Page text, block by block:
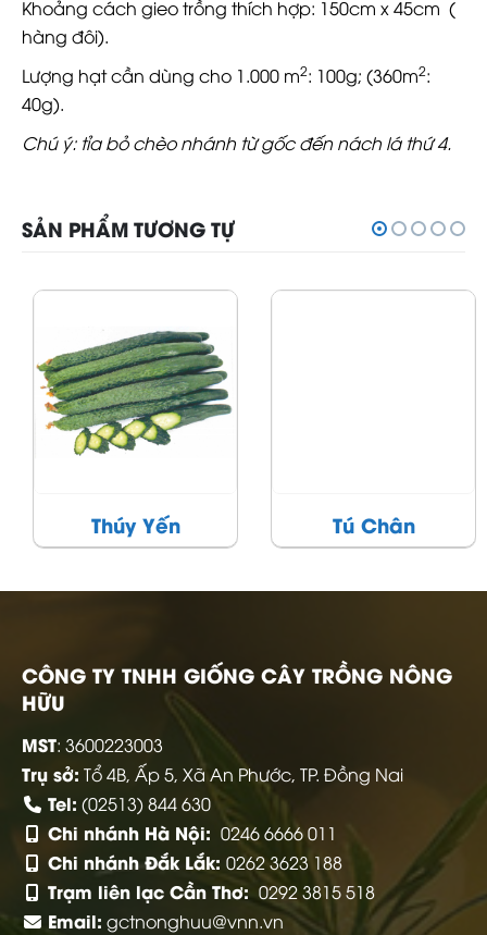
Khoảng cách gieo trồng thích hợp: 150cm x 45cm (
hàng đôi).
Lượng hạt cần dùng cho 1.000 m2: 100g; (360m2:
40g).
Chú ý: tỉa bỏ chèo nhánh từ gốc đến nách lá thứ 4.
SẢN PHẨM TƯƠNG TỰ
Thúy Yến Tú Chân
CÔNG TY TNHH GIỐNG CÂY TRỒNG NÔNG
HỮU
MST: 3600223003
Trụ sở: Tổ 4B, Ấp 5, Xã An Phước, TP. Đồng Nai
Tel: (02513) 844 630
Chi nhánh Hà Nội: 0246 6666 011
Chi nhánh Đắk Lắk: 0262 3623 188
Trạm liên lạc Cần Thơ: 0292 3815 518
Email: gctnonghuu@vnn.vn